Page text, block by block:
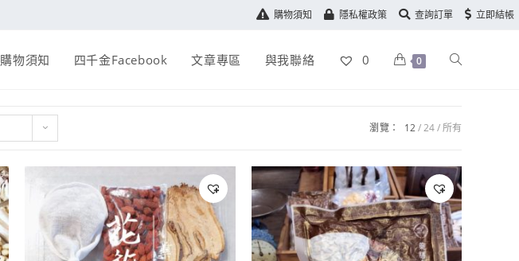
購物須知 隱私權政策 查詢訂單 立即結帳
購物須知 四千金Facebook 文章專區 與我聯絡 0 0
瀏覽： 12 24 所有